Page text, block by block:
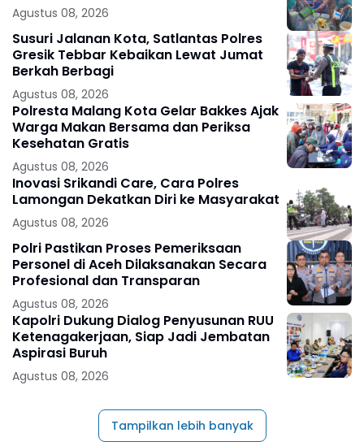
Agustus 08, 2026
Susuri Jalanan Kota, Satlantas Polres
Gresik Tebbar Kebaikan Lewat Jumat
Berkah Berbagi
Agustus 08, 2026
Polresta Malang Kota Gelar Bakkes Ajak
Warga Makan Bersama dan Periksa
Kesehatan Gratis
Agustus 08, 2026
Inovasi Srikandi Care, Cara Polres
Lamongan Dekatkan Diri ke Masyarakat
Agustus 08, 2026
Polri Pastikan Proses Pemeriksaan
Personel di Aceh Dilaksanakan Secara
Profesional dan Transparan
Agustus 08, 2026
Kapolri Dukung Dialog Penyusunan RUU
Ketenagakerjaan, Siap Jadi Jembatan
Aspirasi Buruh
Agustus 08, 2026
Tampilkan lebih banyak